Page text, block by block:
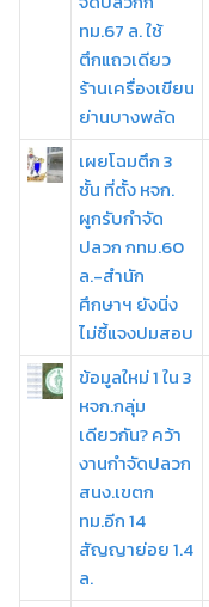
ทม.67 ล. ใช้
ตึกแถวเดียว
ร้านเครื่องเขียน
ย่านบางพลัด
เผยโฉมตึก 3
ชั้น ที่ตั้ง หจก.
ผูกรับกำจัด
ปลวก กทม.60
ล.-สำนัก
ศึกษาฯ ยังนิ่ง
ไม่ชี้แจงปมสอบ
ข้อมูลใหม่ 1 ใน 3
หจก.กลุ่ม
เดียวกัน? คว้า
งานกำจัดปลวก
สนง.เขตก
ทม.อีก 14
สัญญาย่อย 1.4
ล.